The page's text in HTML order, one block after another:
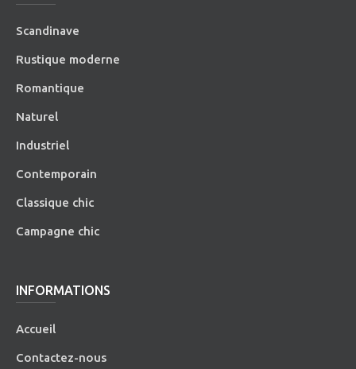
Scandinave
Rustique moderne
Romantique
Naturel
Industriel
Contemporain
Classique chic
Campagne chic
INFORMATIONS
Accueil
Contactez-nous